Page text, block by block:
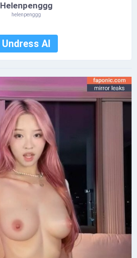
Helenpenggg
helenpenggg
Undress AI